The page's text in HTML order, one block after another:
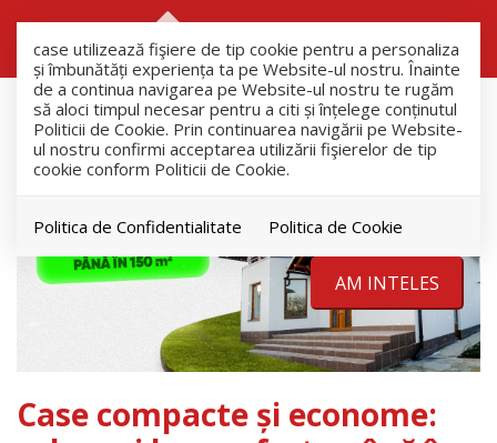
case utilizează fişiere de tip cookie pentru a personaliza
și îmbunătăți experiența ta pe Website-ul nostru. Înainte
de a continua navigarea pe Website-ul nostru te rugăm
să aloci timpul necesar pentru a citi și înțelege conținutul
Politicii de Cookie. Prin continuarea navigării pe Website-
ul nostru confirmi acceptarea utilizării fişierelor de tip
cookie conform Politicii de Cookie.
Politica de Confidentialitate Politica de Cookie
AM INTELES
Case compacte și econome: